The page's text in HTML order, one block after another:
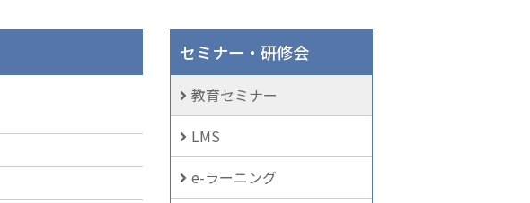
セミナー・研修会
教育セミナー
LMS
e-ラーニング